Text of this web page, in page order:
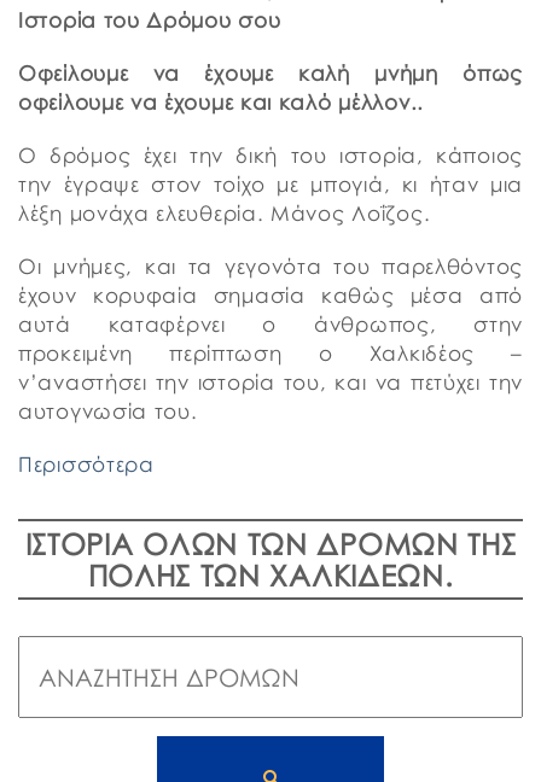
Ιστορία του Δρόμου σου
Οφείλουμε να έχουμε καλή μνήμη όπως
οφείλουμε να έχουμε και καλό μέλλον..
Ο δρόμος έχει την δική του ιστορία, κάποιος
την έγραψε στον τοίχο με μπογιά, κι ήταν μια
λέξη μονάχα ελευθερία. Μάνος Λοΐζος.
Οι μνήμες, και τα γεγονότα του παρελθόντος
έχουν κορυφαία σημασία καθώς μέσα από
αυτά καταφέρνει ο άνθρωπος, στην
προκειμένη περίπτωση ο Χαλκιδέος –
ν’αναστήσει την ιστορία του, και να πετύχει την
αυτογνωσία του.
Περισσότερα
ΙΣΤΟΡΙΑ ΟΛΩΝ ΤΩΝ ΔΡΟΜΩΝ ΤΗΣ
ΠΟΛΗΣ ΤΩΝ ΧΑΛΚΙΔΕΩΝ.